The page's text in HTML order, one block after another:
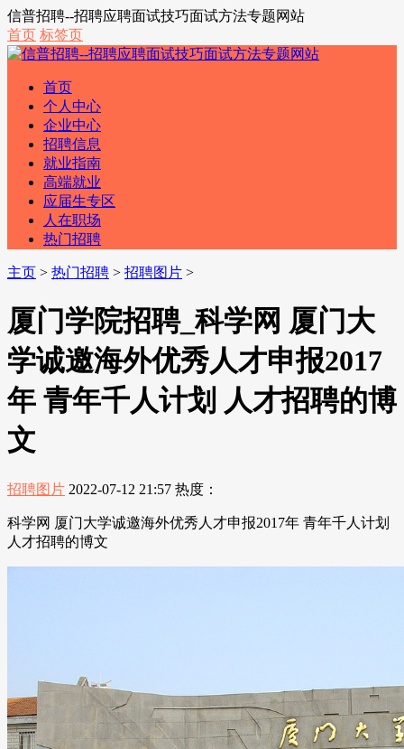
信普招聘--招聘应聘面试技巧面试方法专题网站
首页 标签页
首页
个人中心
企业中心
招聘信息
就业指南
高端就业
应届生专区
人在职场
热门招聘
主页 > 热门招聘 > 招聘图片 >
厦门学院招聘_科学网 厦门大
学诚邀海外优秀人才申报2017
年 青年千人计划 人才招聘的博
文
招聘图片 2022-07-12 21:57 热度：
科学网 厦门大学诚邀海外优秀人才申报2017年 青年千人计划
人才招聘的博文